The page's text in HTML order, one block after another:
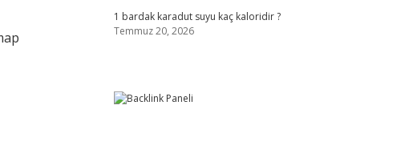
1 bardak karadut suyu kaç kaloridir ?
Temmuz 20, 2026